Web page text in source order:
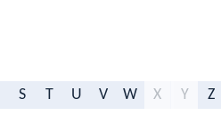
S T U V W X Y Z